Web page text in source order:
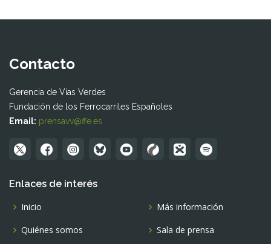
Contacto
Gerencia de Vías Verdes
Fundación de los Ferrocarriles Españoles
Email: prensavv@ffe.es
Enlaces de interés
Inicio
Quiénes somos
Más información
Sala de prensa